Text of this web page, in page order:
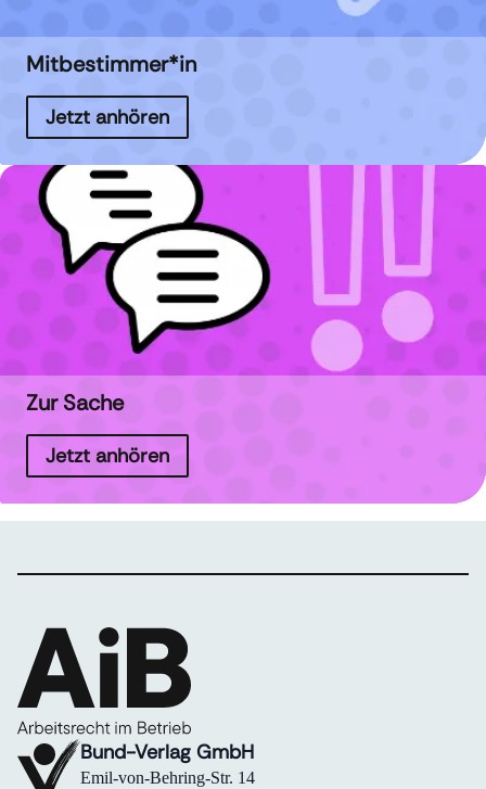
Mitbestimmer*in
Jetzt anhören
Zur Sache
Jetzt anhören
Bund-Verlag GmbH
Emil-von-Behring-Str. 14